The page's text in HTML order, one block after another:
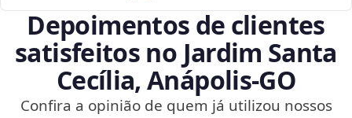
Depoimentos de clientes
satisfeitos no Jardim Santa
Cecília, Anápolis‑GO
Confira a opinião de quem já utilizou nossos